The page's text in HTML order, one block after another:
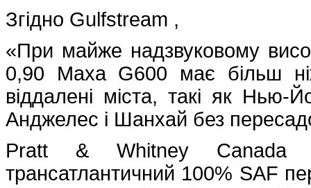
Згідно Gulfstream ,
«При майже надзвуковому
0,90 Маха G600 має більш
віддалені міста, такі як
Анджелес і Шанхай без
Pratt & Whitney Canada
трансатлантичний 100% SAF